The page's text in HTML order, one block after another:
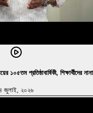
১০৫তম প্রতিষ্ঠাবার্ষিকী, শিক্ষার্থীদের
জুলাই, ২০২৬